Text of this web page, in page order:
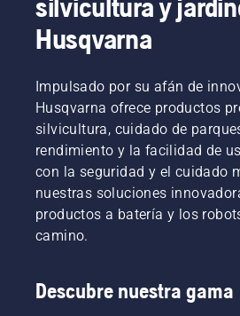
silvicultura y
Husqvarna
Impulsado por su afán de
Husqvarna ofrece productos
silvicultura, cuidado de
rendimiento y la facilidad de
con la seguridad y el cuidado
nuestras soluciones
productos a batería y los
camino.
Descubre nuestra gama